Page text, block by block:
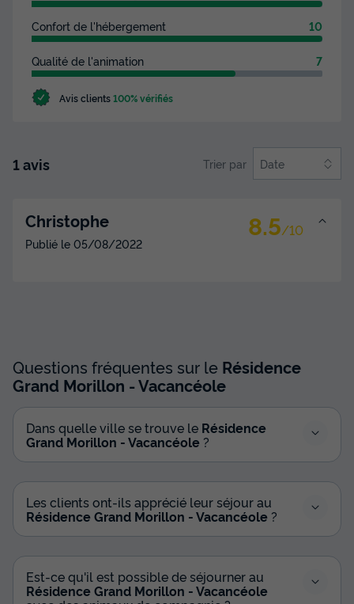
Confort de l'hébergement 10
Qualité de l'animation 7
Avis clients100% vérifiés
1 avis Trier par Date
Christophe 8.5/10
Publié le 05/08/2022
Questions fréquentes sur le Résidence
Grand Morillon - Vacancéole
Dans quelle ville se trouve le Résidence
Grand Morillon - Vacancéole ?
Les clients ont-ils apprécié leur séjour au
Résidence Grand Morillon - Vacancéole ?
Est-ce qu'il est possible de séjourner au
Résidence Grand Morillon - Vacancéole